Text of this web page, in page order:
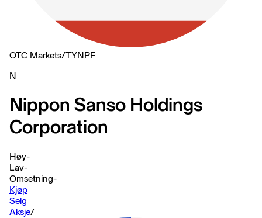
OTC Markets/TYNPF
N
Nippon Sanso Holdings
Corporation
Høy-
Lav-
Omsetning-
Kjøp
Selg
Aksje/